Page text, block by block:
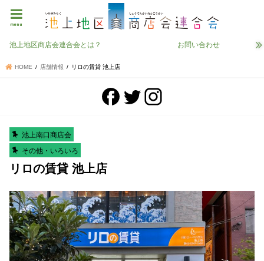
menu
池上地区商店会連合会とは？ お問い合わせ
HOME 店舗情報 リロの賃貸 池上店
池上南口商店会
その他・いろいろ
リロの賃貸 池上店